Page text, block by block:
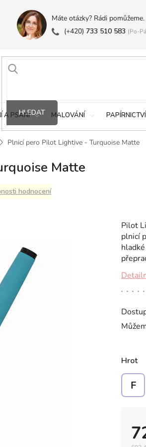
Máte otázky? Rádi pomůžeme.
(+420) 733 510 583 (Po-
HLEDAT
A PSANÍ MALOVÁNÍ
Plnicí pero Pilot Lightive - Turquoise Matte
Matte
hodnocení
Hrot
F
Pilot
plnicí